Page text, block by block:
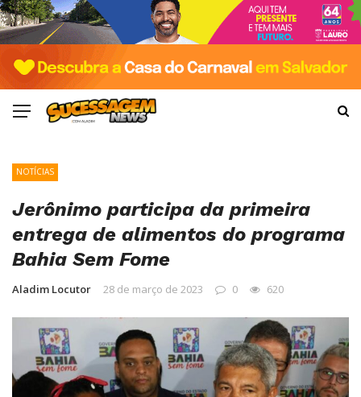
NOTÍCIAS
Jerônimo participa da primeira
entrega de alimentos do programa
Bahia Sem Fome
Aladim Locutor 28 de março de 2023 0 620